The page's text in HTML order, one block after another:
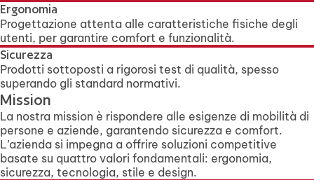
Ergonomia
Progettazione attenta alle caratteristiche fisiche degli
utenti, per garantire comfort e funzionalità.
Sicurezza
Prodotti sottoposti a rigorosi test di qualità, spesso
superando gli standard normativi.
Mission
La nostra mission è rispondere alle esigenze di mobilità di
persone e aziende, garantendo sicurezza e comfort.
L’azienda si impegna a offrire soluzioni competitive
basate su quattro valori fondamentali: ergonomia,
sicurezza, tecnologia, stile e design.